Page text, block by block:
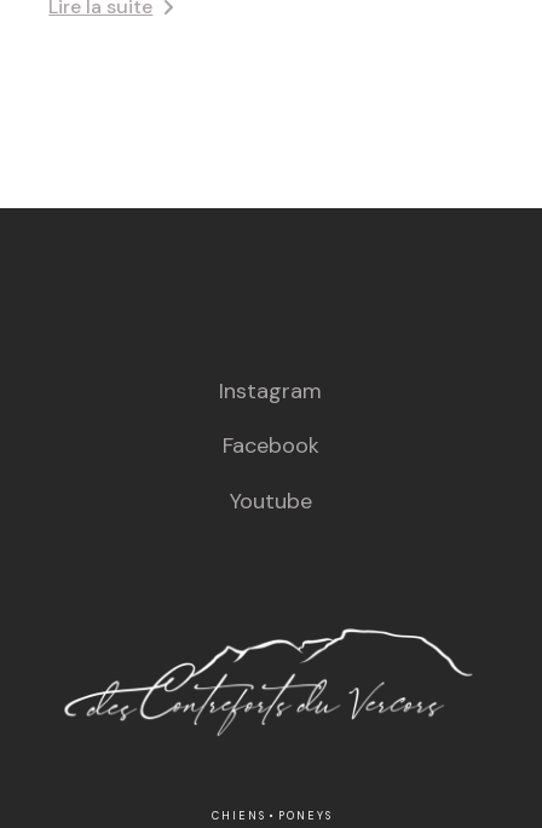
Lire la suite
Instagram
Facebook
Youtube
C H I E N S • P O N E Y S